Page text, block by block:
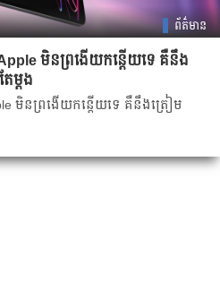
ព័ត៌មាន
មិន​ព្រងើយកន្តើយទេ គឺ​នឹង
ម្តង
មិន​ព្រងើយកន្តើយទេ គឺ​នឹងត្រៀម​